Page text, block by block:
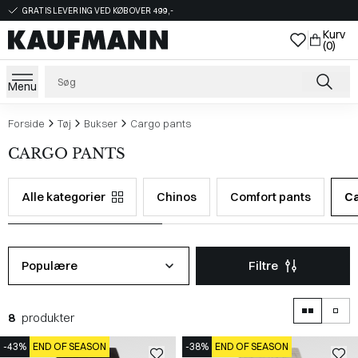
GRATIS LEVERING VED KØB OVER 499,-
Kurv
(0)
Menu
Forside Tøj Bukser Cargo pants
CARGO PANTS
Alle kategorier Chinos Comfort pants
Populære Filtre
8 produkter
-43% END OF SEASON -38% END OF SEASON